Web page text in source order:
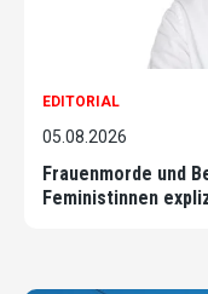
EDITORIAL
05.08.2026
Frauenmorde und
Feministinnen